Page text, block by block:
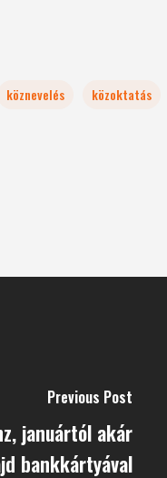
köznevelés közoktatás
Previous Post
januártól akár
bankkártyával